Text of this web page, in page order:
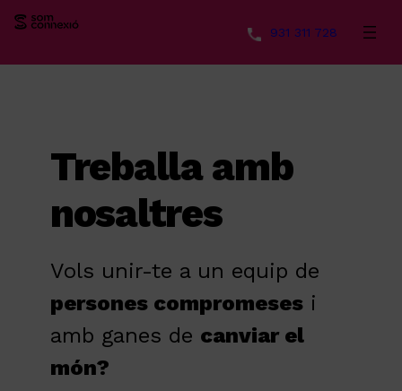
931 311 728
Treballa amb
nosaltres
Vols unir-te a un equip de
persones compromeses i
amb ganes de canviar el
món?